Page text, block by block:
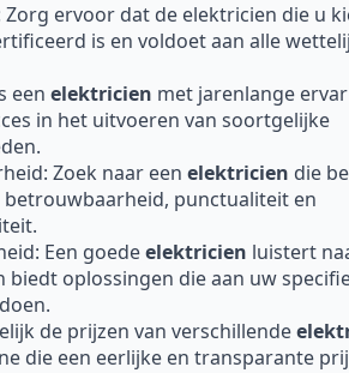
ervoor dat de elektricien die u
is en voldoet aan alle
een elektricien met jarenlange
in het uitvoeren van soortgelijke
Zoek naar een elektricien die
punctualiteit en
Een goedeelektricien luistert
biedt oplossingen die aan uw
de prijzen van verschillende
die een eerlijke en transparante